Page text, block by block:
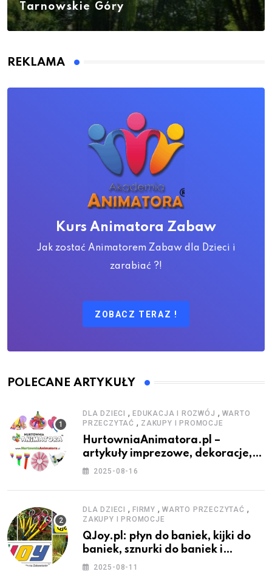
Tarnowskie Góry
REKLAMA
Kurs Animatora Zabaw
Jak zostać Animatorem Zabaw dla Dzieci i
zarabiać ?!
ZOBACZ TERAZ !
POLECANE ARTYKUŁY
DLA DZIECI , EDUKACJA I ROZWÓJ , WARTO
PRZECZYTAĆ , ZAKUPY I PROMOCJE
HurtowniaAnimatora.pl –
artykuły imprezowe, dekoracje,
stroje i akcesoria dla animatorów
2025-08-16
DLA DZIECI , FIRMY , WARTO PRZECZYTAĆ ,
ZAKUPY I PROMOCJE
QJoy.pl: płyn do baniek, kijki do
baniek, sznurki do baniek i
zestawy do baniek
2025-08-11